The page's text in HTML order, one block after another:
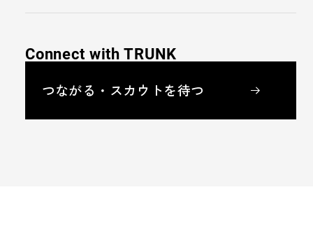
Connect with TRUNK
つながる・スカウトを待つ